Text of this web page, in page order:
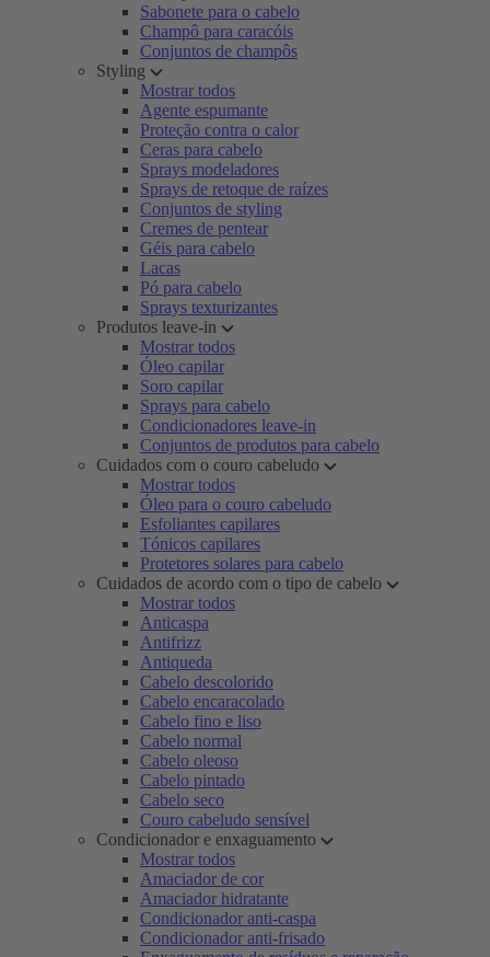
Sabonete para o cabelo
Champô para caracóis
Conjuntos de champôs
Styling
Mostrar todos
Agente espumante
Proteção contra o calor
Ceras para cabelo
Sprays modeladores
Sprays de retoque de raízes
Conjuntos de styling
Cremes de pentear
Géis para cabelo
Lacas
Pó para cabelo
Sprays texturizantes
Produtos leave-in
Mostrar todos
Óleo capilar
Soro capilar
Sprays para cabelo
Condicionadores leave-in
Conjuntos de produtos para cabelo
Cuidados com o couro cabeludo
Mostrar todos
Óleo para o couro cabeludo
Esfoliantes capilares
Tónicos capilares
Protetores solares para cabelo
Cuidados de acordo com o tipo de cabelo
Mostrar todos
Anticaspa
Antifrizz
Antiqueda
Cabelo descolorido
Cabelo encaracolado
Cabelo fino e liso
Cabelo normal
Cabelo oleoso
Cabelo pintado
Cabelo seco
Couro cabeludo sensível
Condicionador e enxaguamento
Mostrar todos
Amaciador de cor
Amaciador hidratante
Condicionador anti-caspa
Condicionador anti-frisado